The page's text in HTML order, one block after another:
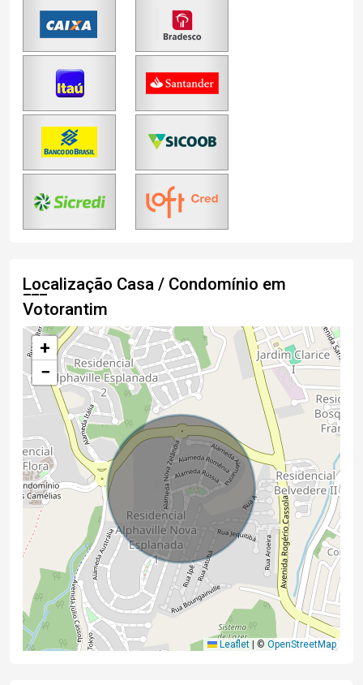
Localização Casa / Condomínio em
Votorantim
+
−
Leaflet | © OpenStreetMap